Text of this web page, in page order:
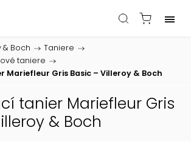
& Boch / Taniere /
taniere /
Mariefleur Gris Basic – Villeroy & Boch
tanier Mariefleur Gris
& Boch